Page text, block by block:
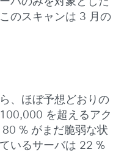
のスキャンは 3 月の
、ほぼ予想どおりの
を超えるアク
% がまだ脆弱な状
いるサーバは 22 %